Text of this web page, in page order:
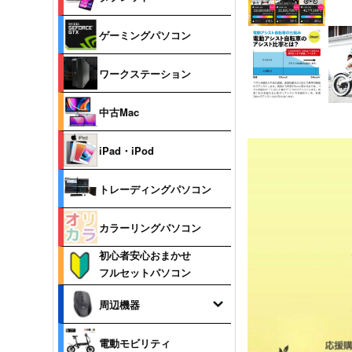
ゲーミングパソコン
ワークステーション
中古Mac
iPad・iPod
トレーディングパソコン
カラーリングパソコン
初心者安心おまかせ
フルセットパソコン
周辺機器
電動モビリティ